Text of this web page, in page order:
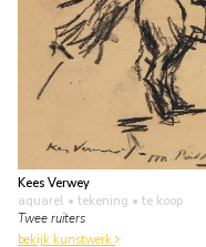
Kees Verwey
aquarel • tekening • te koop
Twee ruiters
bekijk kunstwerk